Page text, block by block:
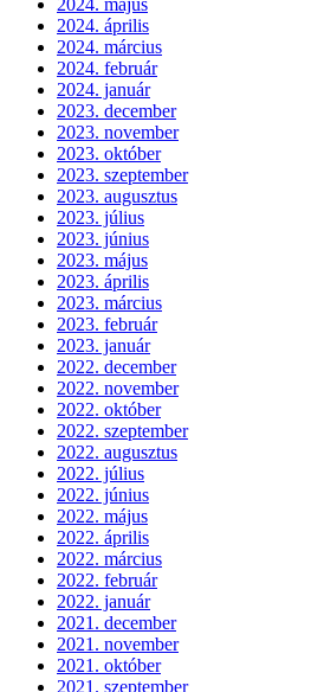
2024. május
2024. április
2024. március
2024. február
2024. január
2023. december
2023. november
2023. október
2023. szeptember
2023. augusztus
2023. július
2023. június
2023. május
2023. április
2023. március
2023. február
2023. január
2022. december
2022. november
2022. október
2022. szeptember
2022. augusztus
2022. július
2022. június
2022. május
2022. április
2022. március
2022. február
2022. január
2021. december
2021. november
2021. október
2021. szeptember